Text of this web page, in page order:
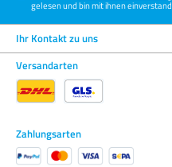
gelesen und bin mit ihnen
Ihr Kontakt zu uns
Versandarten
Zahlungsarten